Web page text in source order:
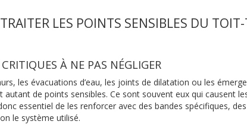
LES POINTS SENSIBLES DU TOIT-
À NE PAS NÉGLIGER
les évacuations d’eau, les joints de dilatation ou les
autant de points sensibles. Ce sont souvent eux qui causent
essentiel de les renforcer avec des bandes spécifiques,
le système utilisé.